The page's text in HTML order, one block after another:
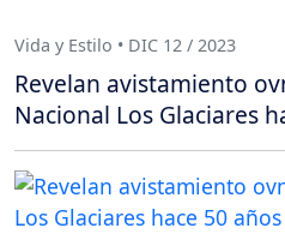
Vida y Estilo • DIC 12 / 2023
Revelan avistamiento
Nacional Los Glaciares